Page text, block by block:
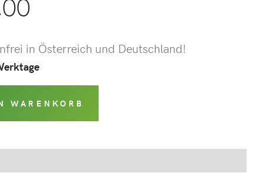
in Österreich und Deutschland!
WARENKORB